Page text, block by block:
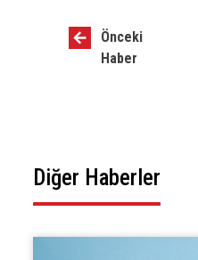
Önceki
Haber
Diğer Haberler